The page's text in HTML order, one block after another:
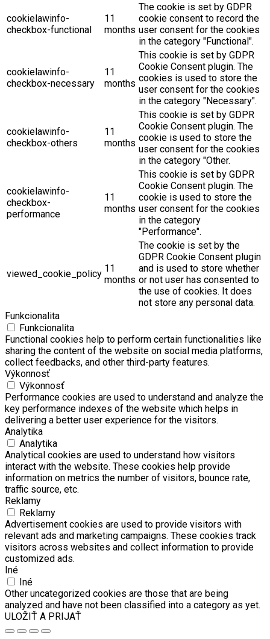
cookielawinfo-
checkbox-functional
11
months
The cookie is set by GDPR
cookie consent to record the
user consent for the cookies
in the category "Functional".
cookielawinfo-
checkbox-necessary
11
months
This cookie is set by GDPR
Cookie Consent plugin. The
cookies is used to store the
user consent for the cookies
in the category "Necessary".
cookielawinfo-
checkbox-others
11
months
This cookie is set by GDPR
Cookie Consent plugin. The
cookie is used to store the
user consent for the cookies
in the category "Other.
cookielawinfo-
checkbox-
performance
11
months
This cookie is set by GDPR
Cookie Consent plugin. The
cookie is used to store the
user consent for the cookies
in the category
"Performance".
viewed_cookie_policy 11
months
The cookie is set by the
GDPR Cookie Consent plugin
and is used to store whether
or not user has consented to
the use of cookies. It does
not store any personal data.
Funkcionalita
Funkcionalita
Functional cookies help to perform certain functionalities like
sharing the content of the website on social media platforms,
collect feedbacks, and other third-party features.
Výkonnosť
Výkonnosť
Performance cookies are used to understand and analyze the
key performance indexes of the website which helps in
delivering a better user experience for the visitors.
Analytika
Analytika
Analytical cookies are used to understand how visitors
interact with the website. These cookies help provide
information on metrics the number of visitors, bounce rate,
traffic source, etc.
Reklamy
Reklamy
Advertisement cookies are used to provide visitors with
relevant ads and marketing campaigns. These cookies track
visitors across websites and collect information to provide
customized ads.
Iné
Iné
Other uncategorized cookies are those that are being
analyzed and have not been classified into a category as yet.
ULOŽIŤ A PRIJAŤ